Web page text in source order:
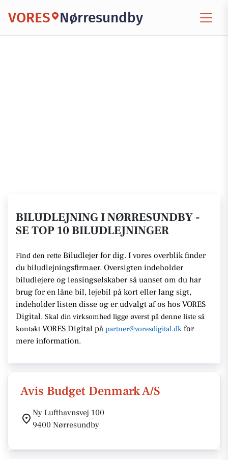
VORES Nørresundby
BILUDLEJNING I NØRRESUNDBY -
SE TOP 10 BILUDLEJNINGER
Find den rette Biludlejer for dig. I vores overblik finder
du biludlejningsfirmaer. Oversigten indeholder
biludlejere og leasingselskaber så uanset om du har
brug for en låne bil, lejebil på kort eller lang sigt,
indeholder listen disse og er udvalgt af os hos VORES
Digital. Skal din virksomhed ligge øverst på denne liste så
kontakt VORES Digital på partner@voresdigital.dk for
mere information.
Avis Budget Denmark A/S
Ny Lufthavnsvej 100
9400 Nørresundby